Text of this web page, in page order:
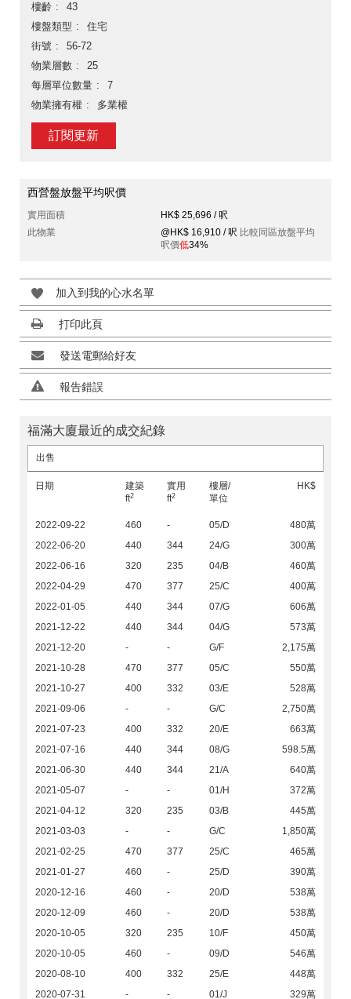
樓齡
43
樓盤類型
住宅
街號
56-72
物業層數
25
每層單位數量
7
物業擁有權
多業權
訂閱更新
西營盤放盤平均呎價
實用面積
HK$ 25,696 / 呎
此物業
@HK$ 16,910 / 呎 比較同區放盤平均
呎價低34%
加入到我的心水名單
打印此頁
發送電郵給好友
報告錯誤
福滿大廈最近的成交紀錄
出售
日期
建築
ft2
實用
ft2
樓層/
單位
HK$
2022-09-22 460 - 05/D
480萬
2022-06-20
440 344 24/G
300萬
2022-06-16
320 235 04/B
460萬
2022-04-29
470 377 25/C
400萬
2022-01-05
440 344 07/G
606萬
2021-12-22
440 344 04/G
573萬
2021-12-20
- - G/F
2,175萬
2021-10-28
470 377 05/C
550萬
2021-10-27
400 332 03/E
528萬
2021-09-06
- - G/C
2,750萬
2021-07-23
400 332 20/E
663萬
2021-07-16
440 344 08/G
598.5萬
2021-06-30
440 344 21/A
640萬
2021-05-07
- - 01/H
372萬
2021-04-12
320 235 03/B
445萬
2021-03-03
- - G/C
1,850萬
2021-02-25
470 377 25/C
465萬
2021-01-27
460 - 25/D
390萬
2020-12-16
460 - 20/D
538萬
2020-12-09
460 - 20/D
538萬
2020-10-05
320 235 10/F
450萬
2020-10-05
460 - 09/D
546萬
2020-08-10
400 332 25/E
448萬
2020-07-31
- - 01/J 329萬